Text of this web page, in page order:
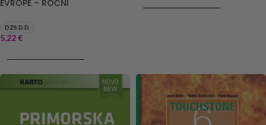
EVROPE – ROČNI
DZS D.D.
5,22€